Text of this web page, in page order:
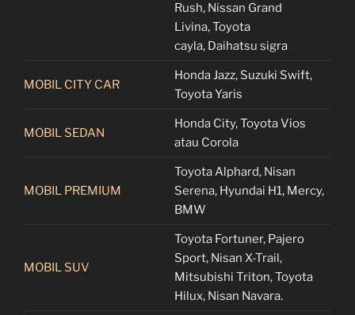
Rush, Nissan Grand
Livina, Toyota
cayla, Daihatsu sigra
MOBIL CITY CAR
Honda Jazz, Suzuki Swift,
Toyota Yaris
MOBIL SEDAN
Honda City, Toyota Vios
atau Corola
MOBIL PREMIUM
Toyota Alphard, Nisan
Serena, Hyundai H1, Mercy,
BMW
MOBIL SUV
Toyota Fortuner, Pajero
Sport, Nisan X-Trail,
Mitsubishi Triton, Toyota
Hilux, Nisan Navara.